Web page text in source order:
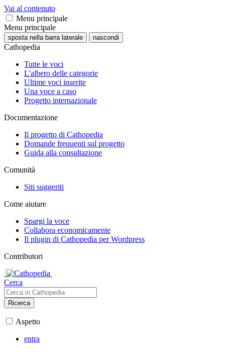
Vai al contenuto
Menu principale
Menu principale
sposta nella barra laterale nascondi
Cathopedia
Tutte le voci
L'albero delle categorie
Ultime voci inserite
Una voce a caso
Progetto internazionale
Documentazione
Il progetto di Cathopedia
Domande frequenti sul progetto
Guida alla consultazione
Comunità
Siti suggeriti
Come aiutare
Spargi la voce
Collabora economicamente
Il plugin di Cathopedia per Wordpress
Contributori
Cerca
Ricerca
Aspetto
entra